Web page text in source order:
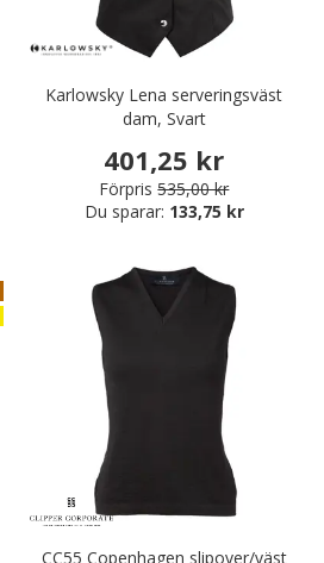
Karlowsky Lena serveringsväst
dam, Svart
401,25 kr
Förpris 535,00 kr
Du sparar: 133,75 kr
CC55 Copenhagen slipover/väst